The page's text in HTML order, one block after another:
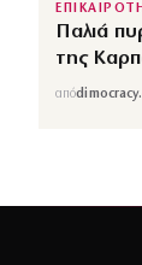
Παλιά
της
από